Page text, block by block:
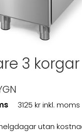
3 korgar
3125 kr inkl. moms
utan